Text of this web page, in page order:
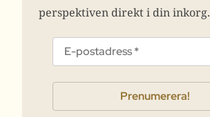
perspektiven direkt i din inkorg.